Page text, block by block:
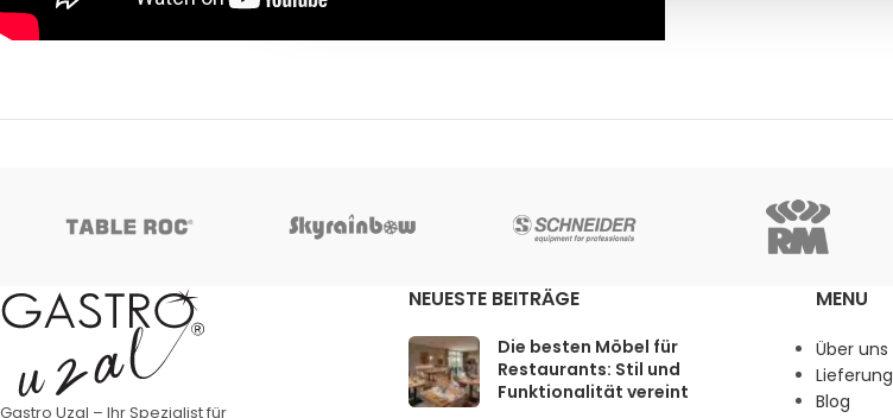
Gastro Uzal – Ihr Spezialist für
NEUESTE BEITRÄGE
Die besten Möbel für
Restaurants: Stil und
Funktionalität vereint
MENU
Über uns
Lieferung
Blog